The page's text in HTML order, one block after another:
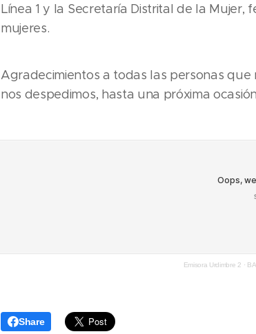
Línea 1 y la Secretaría Distrital de la Mujer,
mujeres.
Agradecimientos a todas las personas que
nos despedimos, hasta una próxima
Emisora Urdimbre 2 ·
Share